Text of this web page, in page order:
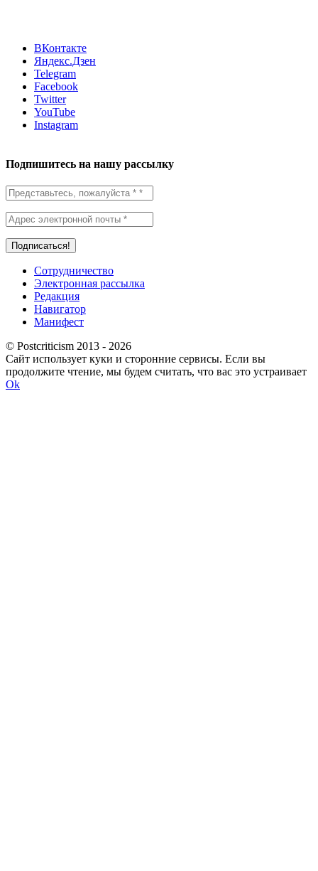
ВКонтакте
Яндекс.Дзен
Telegram
Facebook
Twitter
YouTube
Instagram
Подпишитесь на нашу рассылку
Сотрудничество
Электронная рассылка
Редакция
Навигатор
Манифест
© Postcriticism 2013 - 2026
Сайт использует куки и сторонние сервисы. Если вы
продолжите чтение, мы будем считать, что вас это устраивает
Ok